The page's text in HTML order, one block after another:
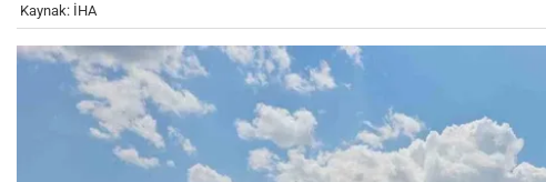
Kaynak: İHA